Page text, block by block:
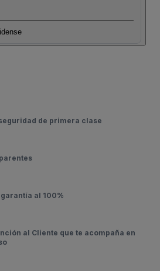
de primera clase
al 100%
al Cliente que te acompaña en